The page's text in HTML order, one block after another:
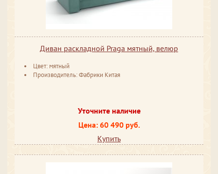
Диван раскладной Praga мятный, велюр
Цвет: мятный
Производитель: Фабрики Китая
Уточните наличие
Цена: 60 490 руб.
Купить